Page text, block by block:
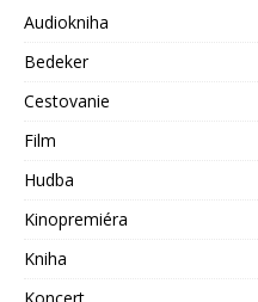
Audiokniha
Bedeker
Cestovanie
Film
Hudba
Kinopremiéra
Kniha
Koncert